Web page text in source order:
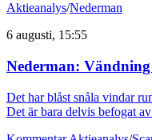
Aktieanalys/Nederman
6 augusti, 15:55
Nederman:
Det har blåst snåla vindar
Det är bara delvis befogat